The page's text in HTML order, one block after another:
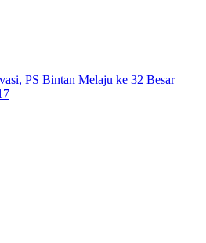
PS Bintan Melaju ke 32 Besar